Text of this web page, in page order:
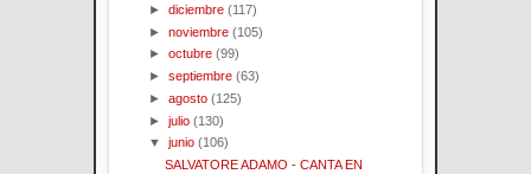
►diciembre (117)
►noviembre (105)
►octubre (99)
►septiembre (63)
►agosto (125)
►julio (130)
▼junio (106)
SALVATORE ADAMO - CANTA EN